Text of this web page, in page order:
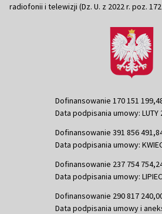
radiofonii i telewizji (Dz. U. z 2022 r. poz.
Dofinansowanie 170 151
Data podpisania umowy: LUTY
Dofinansowanie 391 856
Data podpisania umowy:
Dofinansowanie 237 754
Data podpisania umowy:
Dofinansowanie 290 817
Data podpisania umowy i